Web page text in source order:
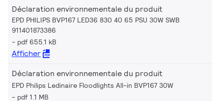
Déclaration environnementale du produit
EPD PHILIPS BVP167 LED36 830 40 65 PSU 30W SWB
911401873386
pdf 655.1 kB
Afficher
Déclaration environnementale du produit
EPD Philips Ledinaire Floodlights All-in BVP167 30W
pdf 1.1 MB